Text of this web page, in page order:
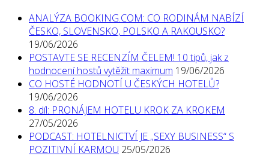
ANALÝZA BOOKING.COM: CO RODINÁM NABÍZÍ
ČESKO, SLOVENSKO, POLSKO A RAKOUSKO?
19/06/2026
POSTAVTE SE RECENZÍM ČELEM! 10 tipů, jak z
hodnocení hostů vytěžit maximum 19/06/2026
CO HOSTÉ HODNOTÍ U ČESKÝCH HOTELŮ?
19/06/2026
8. díl: PRONÁJEM HOTELU KROK ZA KROKEM
27/05/2026
PODCAST: HOTELNICTVÍ JE „SEXY BUSINESS“ S
POZITIVNÍ KARMOU 25/05/2026